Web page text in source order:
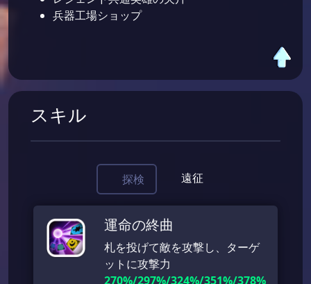
兵器工場ショップ
スキル
探検 遠征
運命の終曲
札を投げて敵を攻撃し、ターゲ
ットに攻撃力
270%/297%/324%/351%/378%